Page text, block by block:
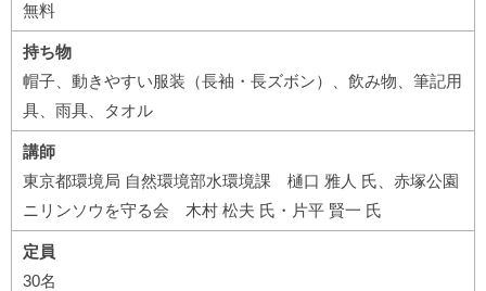
無料
持ち物
帽子、動きやすい服装（長袖・長ズボン）、飲み物、筆記用
具、雨具、タオル
講師
東京都環境局 自然環境部水環境課 樋口 雅人 氏、赤塚公園
ニリンソウを守る会 木村 松夫 氏・片平 賢一 氏
定員
30名